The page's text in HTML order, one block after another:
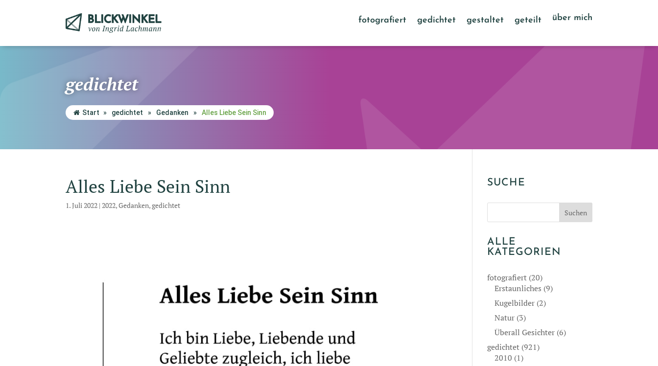
fotografiert gedichtet gestaltet geteilt über mich
gedichtet
Start » gedichtet » Gedanken » Alles Liebe Sein Sinn
Alles Liebe Sein Sinn
1. Juli 2022 |2022,Gedanken,gedichtet
SUCHE
ALLE
KATEGORIEN
fotografiert(20)
Erstaunliches (9)
Kugelbilder(2)
Natur(3)
Überall Gesichter(6)
gedichtet(921)
2010 (1)